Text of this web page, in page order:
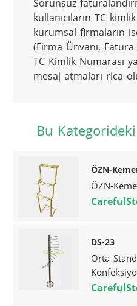
Sorunsuz
kullanıcıların TC
kurumsal firmaların
(Firma Ünvanı,
TC Kimlik Numarası
mesaj atmaları rica
Bu
ÖZN-
ÖZN-
DS-23
Orta